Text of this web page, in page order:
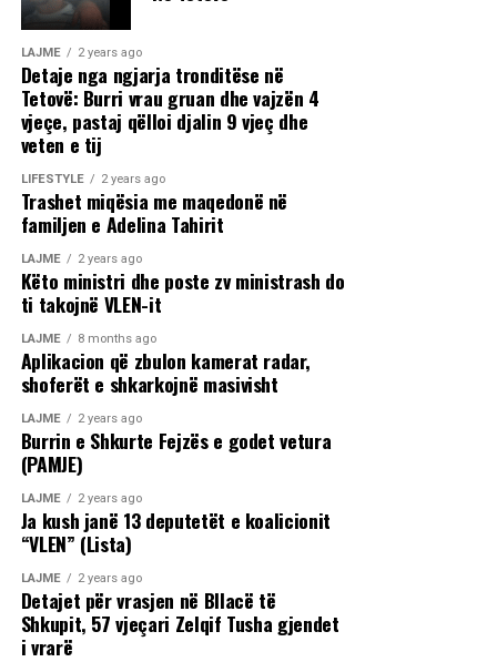
LAJME 2 years ago
Detaje nga ngjarja tronditëse në
Tetovë: Burri vrau gruan dhe vajzën 4
vjeçe, pastaj qëlloi djalin 9 vjeç dhe
veten e tij
LIFESTYLE 2 years ago
Trashet miqësia me maqedonë në
familjen e Adelina Tahirit
LAJME 2 years ago
Këto ministri dhe poste zv ministrash do
ti takojnë VLEN-it
LAJME 8 months ago
Aplikacion që zbulon kamerat radar,
shoferët e shkarkojnë masivisht
LAJME 2 years ago
Burrin e Shkurte Fejzës e godet vetura
(PAMJE)
LAJME 2 years ago
Ja kush janë 13 deputetët e koalicionit
“VLEN” (Lista)
LAJME 2 years ago
Detajet për vrasjen në Bllacë të
Shkupit, 57 vjeçari Zelqif Tusha gjendet
i vrarë